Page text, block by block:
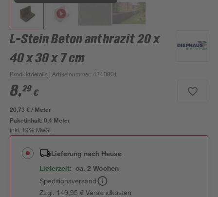
L-Stein Beton anthrazit 20 x
40 x 30 x 7 cm
Produktdetails | Artikelnummer:4340801
8,29 €
20,73 € / Meter
Paketinhalt:0,4 Meter
inkl. 19% MwSt.
Lieferung nach Hause
Lieferzeit: ca. 2 Wochen
Speditionsversand
Zzgl. 149,95 € Versandkosten